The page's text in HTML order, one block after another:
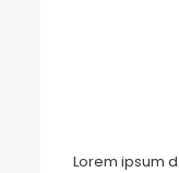
Lorem ipsum